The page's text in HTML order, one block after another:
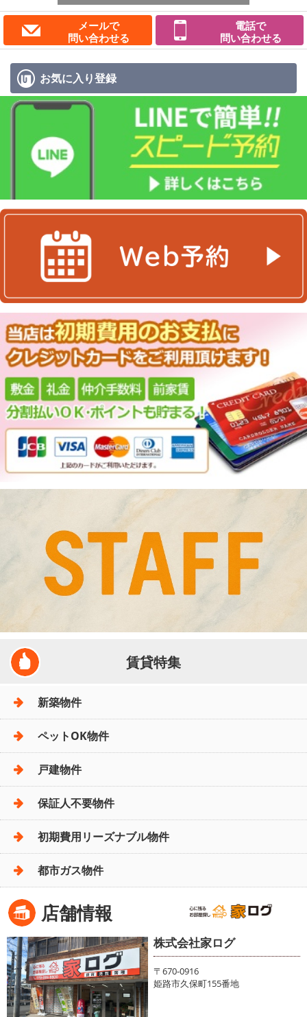
メールで
問い合わせる
電話で
問い合わせる
お気に入り登録
賃貸特集
新築物件
ペットOK物件
戸建物件
保証人不要物件
初期費用リーズナブル物件
都市ガス物件
店舗情報
株式会社家ログ
〒670-0916
姫路市久保町155番地